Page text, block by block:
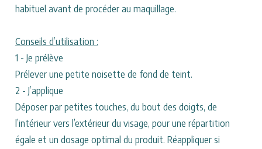
habituel avant de procéder au maquillage.
Conseils d’utilisation :
1 - Je prélève
Prélever une petite noisette de fond de teint.
2 - J’applique
Déposer par petites touches, du bout des doigts, de
l’intérieur vers l’extérieur du visage, pour une répartition
égale et un dosage optimal du produit. Réappliquer si